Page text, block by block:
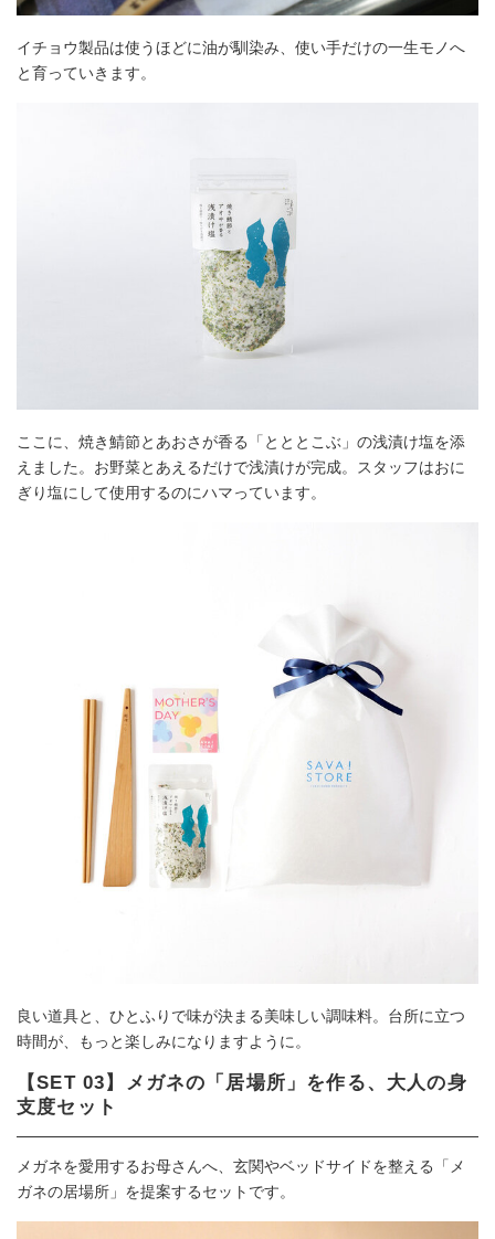
イチョウ製品は使うほどに油が馴染み、使い手だけの一生モノへ
と育っていきます。
ここに、焼き鯖節とあおさが香る「とととこぶ」の浅漬け塩を添
えました。お野菜とあえるだけで浅漬けが完成。スタッフはおに
ぎり塩にして使用するのにハマっています。
良い道具と、ひとふりで味が決まる美味しい調味料。台所に立つ
時間が、もっと楽しみになりますように。
【SET 03】メガネの「居場所」を作る、大人の身
支度セット
メガネを愛用するお母さんへ、玄関やベッドサイドを整える「メ
ガネの居場所」を提案するセットです。